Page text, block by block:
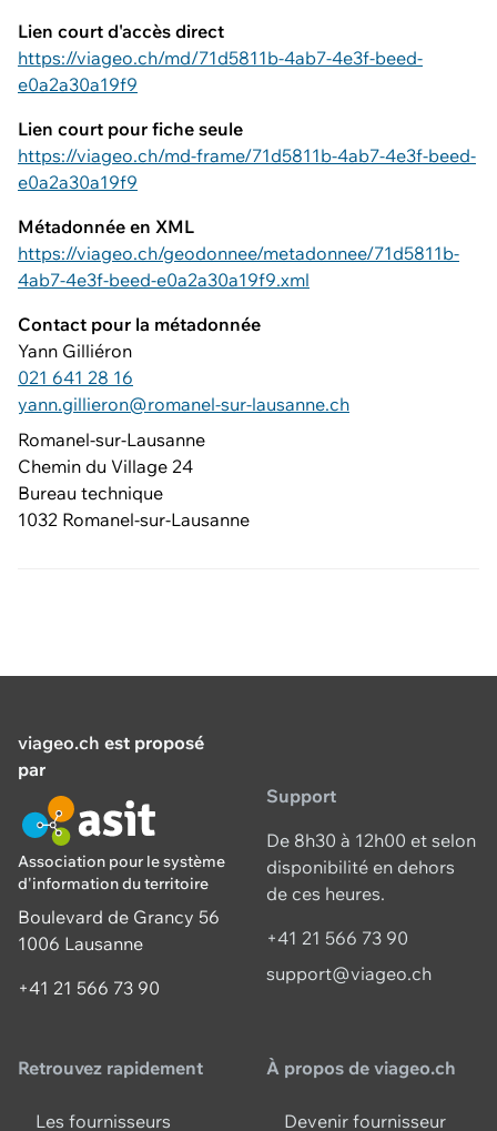
Lien court d'accès direct
https://viageo.ch/md/71d5811b-4ab7-4e3f-beed-
e0a2a30a19f9
Lien court pour fiche seule
https://viageo.ch/md-frame/71d5811b-4ab7-4e3f-beed-
e0a2a30a19f9
Métadonnée en XML
https://viageo.ch/geodonnee/metadonnee/71d5811b-
4ab7-4e3f-beed-e0a2a30a19f9.xml
Contact pour la métadonnée
Yann Gilliéron
021 641 28 16
yann.gillieron@romanel-sur-lausanne.ch
Romanel-sur-Lausanne
Chemin du Village 24
Bureau technique
1032 Romanel-sur-Lausanne
viageo.ch est proposé
par
Association pour le système
d'information du territoire
Boulevard de Grancy 56
1006 Lausanne
+41 21 566 73 90
Support
De 8h30 à 12h00 et selon
disponibilité en dehors
de ces heures.
+41 21 566 73 90
support@viageo.ch
Retrouvez rapidement
Les fournisseurs
À propos de viageo.ch
Devenir fournisseur